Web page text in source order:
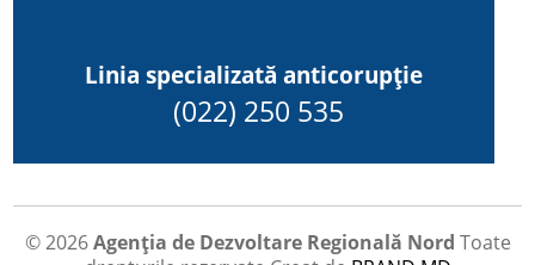
Linia specializată anticorupție
(022) 250 535
© 2026Agenția de Dezvoltare Regională Nord Toate